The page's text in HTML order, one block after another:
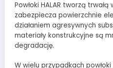
Powłoki HALAR tworzą
zabezpiecza powierzchnie
działaniem agresywnych
materiały konstrukcyjne są
degradację.
W wielu przypadkach